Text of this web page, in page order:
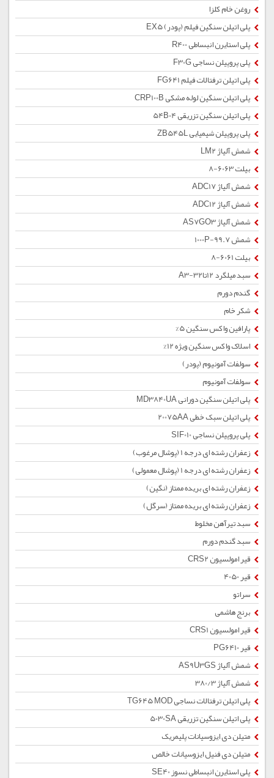
روغن خام کلزا
پلی اتیلن سنگین فیلم (پودر) EX5
پلی استایرن انبساطی R400
پلی پروپیلن نساجی F30G
پلی اتیلن ترفتالات فیلم FG641
پلی اتیلن سنگین لوله مشکی CRP100B
پلی اتیلن سنگین تزریقی 54B04
پلی پروپیلن شیمیایی ZB545L
شمش آلیاژ LM2
بیلت 6063-8
شمش آلیاژ ADC17
شمش آلیاژ ADC12
شمش آلیاژ AS7GO3
شمش 1000P-99.7
بیلت 6061-8
سبد میلگرد 12تا32-A3
گندم دورم
شکر خام
پارافین واکس سنگین 5%
اسلاک واکس سنگین ویژه 12%
سولفات آمونیوم (پودر)
سولفات آمونیوم
پلی اتیلن سنگین دورانی MD3840UA
پلی اتیلن سبک خطی 20075AA
پلی پروپیلن نساجی SIF010
زعفران رشته ای درجه 1 (پوشال مرغوب)
زعفران رشته ای درجه 1 (پوشال معمولی)
زعفران رشته ای بریده ممتاز (نگین)
زعفران رشته ای بریده ممتاز (سرگل)
سبد تیرآهن مخلوط
سبد گندم دورم
قیر امولسیون CRS2
قیر 4050
سراتو
برنج هاشمی
قیر امولسیون CRS1
قیر PG6410
شمش آلیاژ AS9U3GS
شمش آلیاژ 380/3
پلی اتیلن ترفتالات نساجی TG645 MOD
پلی اتیلن سنگین تزریقی 5030SA
متیلن دی ایزوسیانات پلیمریک
متیلن دی فنیل ایزوسیانات خالص
پلی استایرن انبساطی نسوز SE40